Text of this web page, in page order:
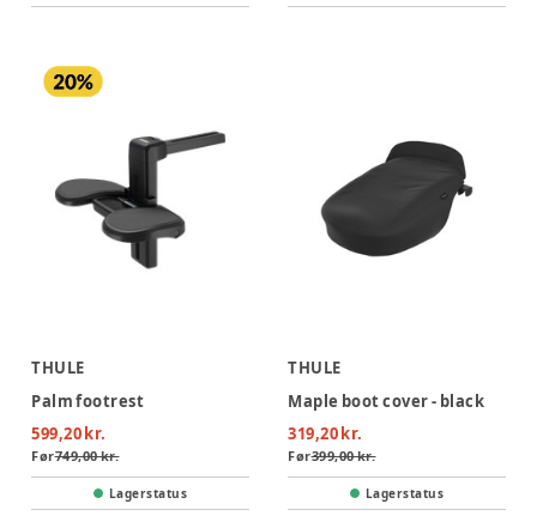
THULE
Palm footrest
599,20 kr.
Før749,00 kr.
Lagerstatus
THULE
Maple boot cover - black
319,20 kr.
Før399,00 kr.
Lagerstatus